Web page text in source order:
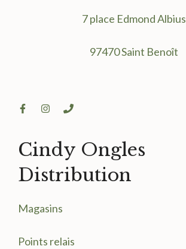
7 place Edmond Albius
97470 Saint Benoît
Cindy Ongles
Distribution
Magasins
Points relais